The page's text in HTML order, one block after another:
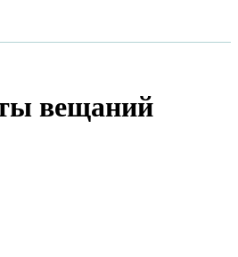
вещаний